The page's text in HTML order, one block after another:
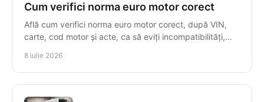
Cum verifici norma euro motor corect
Află cum verifici norma euro motor corect, după VIN,
carte, cod motor și acte, ca să eviți incompatibilități,
8 iulie 2026